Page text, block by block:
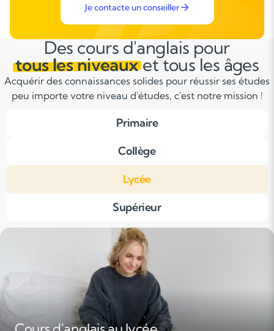
Je contacte un conseiller
Des cours d'anglais pour
tous les niveauxet tous les âges
Acquérir des connaissances solides pour réussir ses études
peu importe votre niveau d'études, c'est notre mission !
Primaire
Collège
Lycée
Supérieur